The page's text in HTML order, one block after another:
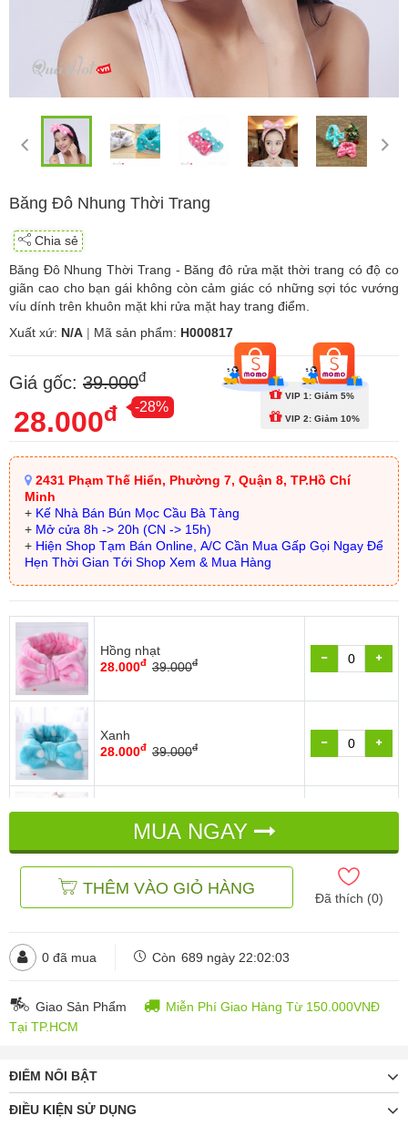
Băng Đô Nhung Thời Trang
Chia sẻ
Băng Đô Nhung Thời Trang - Băng đô rửa mặt thời trang có độ co
giãn cao cho bạn gái không còn cảm giác có những sợi tóc vướng
víu dính trên khuôn mặt khi rửa mặt hay trang điểm.
Xuất xứ: N/A | Mã sản phẩm: H000817
Giá gốc: 39.000đ
28.000đ -28%
VIP 1: Giảm 5%
VIP 2: Giảm 10%
2431 Phạm Thế Hiển, Phường 7, Quận 8, TP.Hồ Chí
Minh
+ Kế Nhà Bán Bún Mọc Cầu Bà Tàng
+ Mở cửa 8h -> 20h (CN -> 15h)
+ Hiện Shop Tạm Bán Online, A/C Cần Mua Gấp Gọi Ngay Để
Hẹn Thời Gian Tới Shop Xem & Mua Hàng
Hồng nhạt
28.000đ 39.000đ
Xanh
28.000đ 39.000đ
28.000đ 39.000đ
MUA NGAY
THÊM VÀO GIỎ HÀNG
Đã thích (0)
0 đã mua Còn 689 ngày 22:02:01
Giao Sản Phẩm
Miễn Phí Giao Hàng Từ 150.000VNĐ
Tại TP.HCM
ĐIỂM NỔI BẬT
ĐIỀU KIỆN SỬ DỤNG